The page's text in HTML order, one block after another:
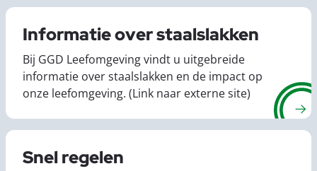
Informatie over staalslakken
Bij GGD Leefomgeving vindt u uitgebreide
informatie over staalslakken en de impact op
onze leefomgeving. (Link naar externe site)
Snel regelen